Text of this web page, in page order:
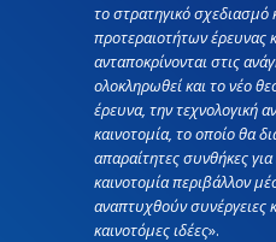
το στρατηγικό σχεδιασμό
προτεραιοτήτων έρευνας
ανταποκρίνονται στις
ολοκληρωθεί και το νέο
έρευνα, την τεχνολογική
καινοτομία, το οποίο θα
απαραίτητες συνθήκες
καινοτομία περιβάλλον
αναπτυχθούν συνέργειες
καινοτόμες ιδέες».